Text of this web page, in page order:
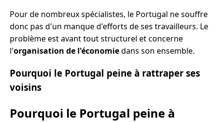
Pour de nombreux spécialistes, le Portugal ne souffre
donc pas d'un manque d'efforts de ses travailleurs. Le
problème est avant tout structurel et concerne
l'organisation de l'économiedans son ensemble.
Pourquoi le Portugal peine à rattraper ses
voisins
Pourquoi le Portugal peine à